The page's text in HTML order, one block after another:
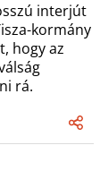
interjút
kormány
hogy az
rá.